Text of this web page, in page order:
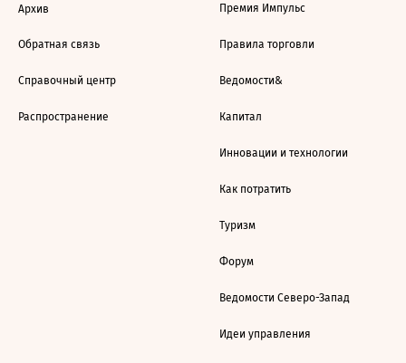
Архив
Обратная связь
Справочный центр
Распространение
Премия Импульс
Правила торговли
Ведомости&
Капитал
Инновации и технологии
Как потратить
Туризм
Форум
Ведомости Северо-Запад
Идеи управления